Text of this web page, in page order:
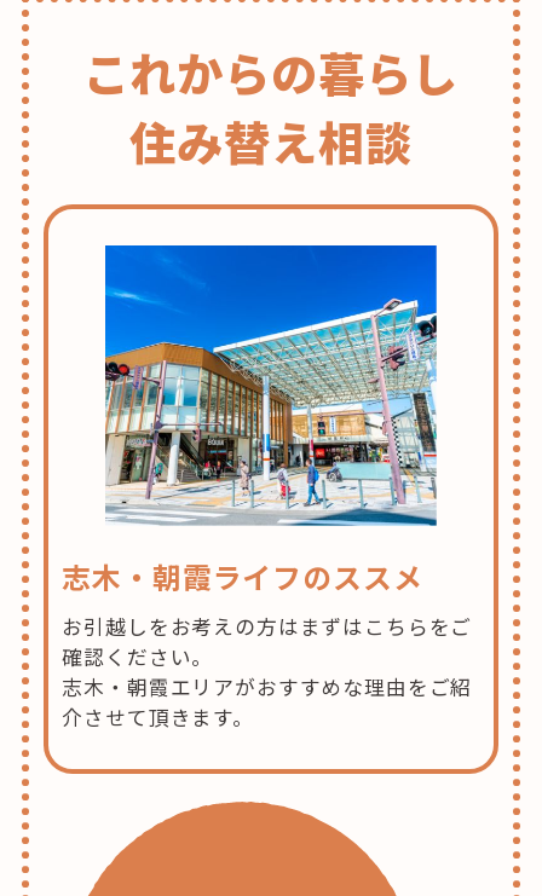
これからの暮らし
住み替え相談
志木・朝霞ライフのススメ
お引越しをお考えの方はまずはこちらをご
確認ください。
志木・朝霞エリアがおすすめな理由をご紹
介させて頂きます。